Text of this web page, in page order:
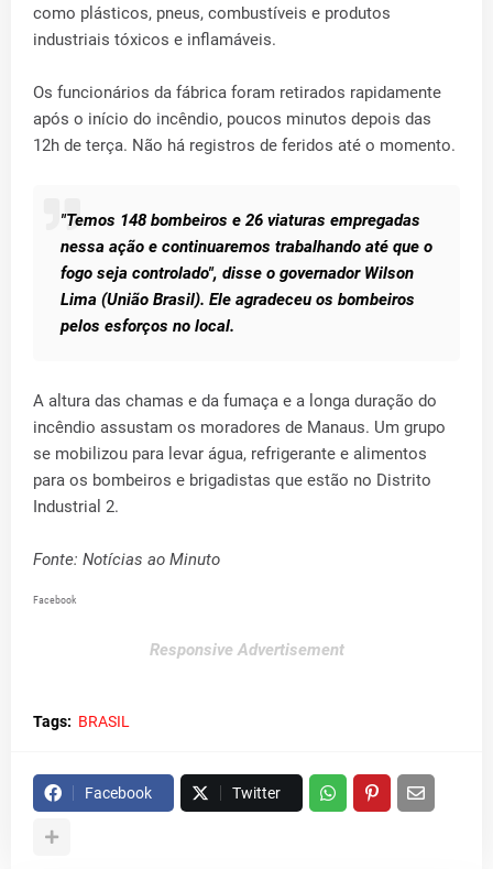
como plásticos, pneus, combustíveis e produtos
industriais tóxicos e inflamáveis.
Os funcionários da fábrica foram retirados rapidamente
após o início do incêndio, poucos minutos depois das
12h de terça. Não há registros de feridos até o momento.
"Temos 148 bombeiros e 26 viaturas empregadas
nessa ação e continuaremos trabalhando até que o
fogo seja controlado", disse o governador Wilson
Lima (União Brasil). Ele agradeceu os bombeiros
pelos esforços no local.
A altura das chamas e da fumaça e a longa duração do
incêndio assustam os moradores de Manaus. Um grupo
se mobilizou para levar água, refrigerante e alimentos
para os bombeiros e brigadistas que estão no Distrito
Industrial 2.
Fonte: Notícias ao Minuto
Facebook
Responsive Advertisement
Tags: BRASIL
Facebook Twitter